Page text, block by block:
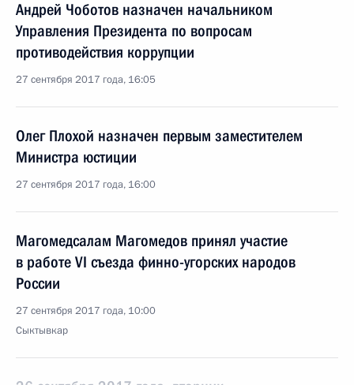
Андрей Чоботов назначен начальником
Управления Президента по вопросам
противодействия коррупции
27 сентября 2017 года, 16:05
Олег Плохой назначен первым заместителем
Министра юстиции
27 сентября 2017 года, 16:00
Магомедсалам Магомедов принял участие
в работе VI съезда финно-угорских народов
России
27 сентября 2017 года, 10:00
Сыктывкар